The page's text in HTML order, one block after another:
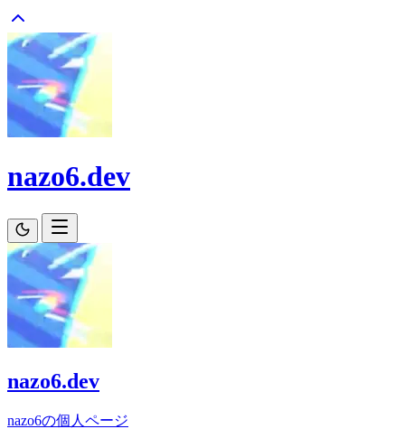
nazo6.dev
nazo6.dev
nazo6の個人ページ